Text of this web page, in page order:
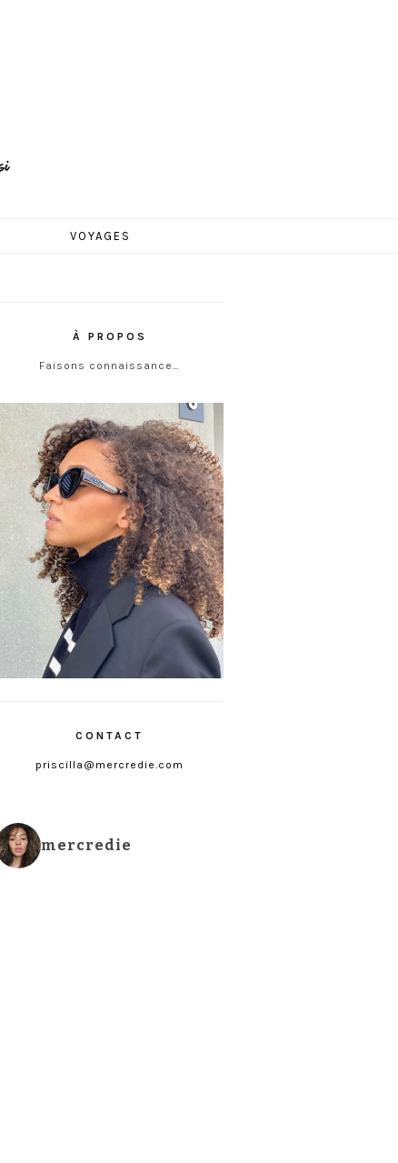
VOYAGES
À PROPOS
Faisons connaissance…
CONTACT
priscilla@mercredie.com
mercredie